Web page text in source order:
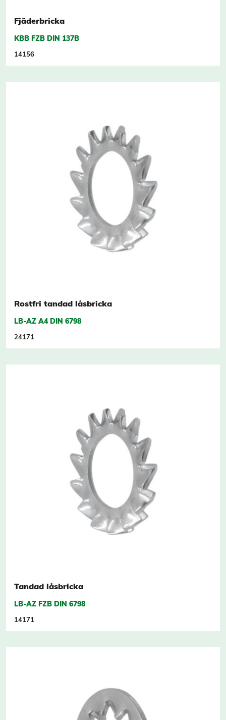
Fjäderbricka
KBB FZB DIN 137B
14156
Rostfri tandad låsbricka
LB-AZ A4 DIN 6798
24171
Tandad låsbricka
LB-AZ FZB DIN 6798
14171